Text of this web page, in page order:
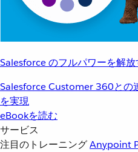
Salesforce のフルパワーを解
Salesforce Customer 360との
を実現
eBookを読む
サービス
注目のトレーニングAnypoint